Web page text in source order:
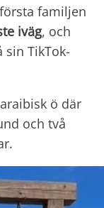
familjen
iväg, och
TikTok-
ö där
och två